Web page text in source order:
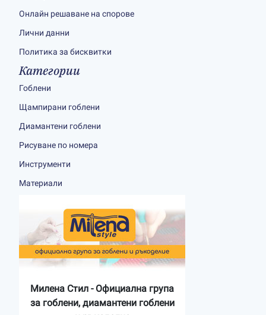
Онлайн решаване на спорове
Лични данни
Политика за бисквитки
Категории
Гоблени
Щампирани гоблени
Диамантени гоблени
Рисуване по номера
Инструменти
Материали
Милена Стил - Официална група
за гоблени, диамантени гоблени